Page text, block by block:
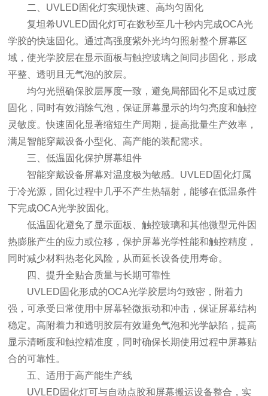
二、UVLED固化灯实现快速、高均匀固化
复坦希UVLED固化灯可在数秒至几十秒内完成OCA光
学胶的快速固化。通过高强度紫外光均匀照射整个屏幕区
域，使光学胶层在显示面板与触控玻璃之间同步固化，形成
平整、透明且无气泡的胶层。
均匀光照确保胶层厚度一致，避免局部固化不足或过度
固化，同时有效消除气泡，保证屏幕显示的均匀亮度和触控
灵敏度。快速固化显著缩短生产周期，提高批量生产效率，
满足智能穿戴设备小型化、高产能的装配需求。
三、低温固化保护屏幕组件
智能穿戴设备屏幕对温度极为敏感。UVLED固化灯属
于冷光源，固化过程中几乎不产生热辐射，能够在低温条件
下完成OCA光学胶固化。
低温固化避免了显示面板、触控玻璃和其他微型元件因
热膨胀产生的应力或位移，保护屏幕光学性能和触控精度，
同时减少材料热老化风险，从而延长设备使用寿命。
四、提升全贴合质量与长期可靠性
UVLED固化形成的OCA光学胶层均匀致密，附着力
强，可承受日常使用中屏幕轻微振动和冲击，保证屏幕结构
稳定。高附着力和透明胶层有效避免气泡和光学缺陷，提高
显示清晰度和触控精准度，同时确保长期使用过程中屏幕贴
合的可靠性。
五、适用于高产能生产线
UVLED固化灯可与自动点胶和屏幕搬运设备整合，实